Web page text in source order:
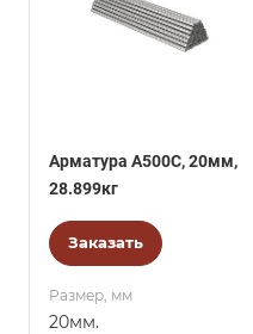
Арматура А500С, 20мм,
28.899кг
Заказать
Размер, мм
20мм.